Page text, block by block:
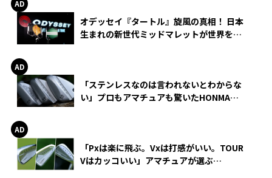
オデッセイ『タートル』旋風の真相！ 日本
生まれの新世代ミッドマレットが世界を席
「ステンレスなのは言われないとわからな
い」プロもアマチュアも驚いたHONMA
「Pxは楽に飛ぶ。Vxは打感がいい。TOUR
Vはカッコいい」アマチュアが選ぶ